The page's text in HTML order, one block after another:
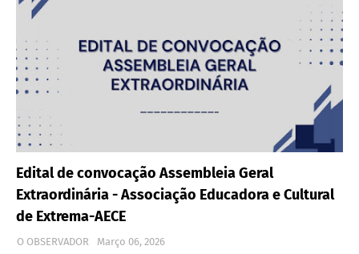
Edital de convocação Assembleia Geral
Extraordinária - Associação Educadora e Cultural
de Extrema-AECE
O OBSERVADOR
Março 06, 2026